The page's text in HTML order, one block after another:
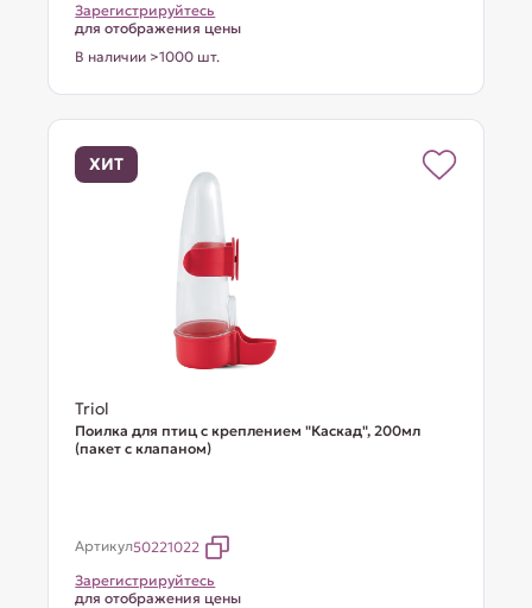
Зарегистрируйтесь
для отображения цены
В наличии >1000 шт.
ХИТ
Triol
Поилка для птиц с креплением "Каскад", 200мл
(пакет с клапаном)
Артикул50221022
Зарегистрируйтесь
для отображения цены